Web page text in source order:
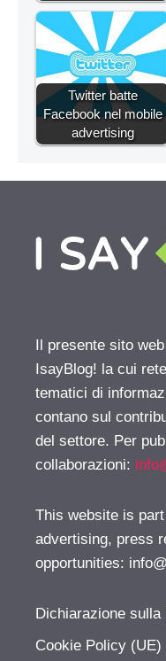
Twitter batte
Facebook nel mobile
advertising
Il presente sito
IsayBlog! la cui
tematici di
contano sul
del settore. Per
collaborazioni:
This website is
advertising, press
opportunities:
Dichiarazione
Cookie Policy (UE)